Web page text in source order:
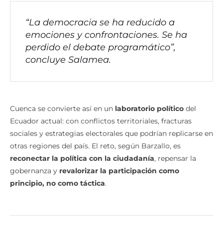
“La democracia se ha reducido a
emociones y confrontaciones. Se ha
perdido el debate programático”,
Cuenca se convierte así en un laboratorio políticodel
Ecuador actual: con conflictos territoriales, fracturas
sociales y estrategias electorales que podrían replicarse en
otras regiones del país. El reto, según Barzallo, es
reconectar la política con la ciudadanía, repensar la
gobernanza yrevalorizar la participación como